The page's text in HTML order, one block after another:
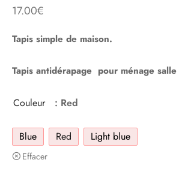
17.00€
Tapis simple de maison.
Tapis antidérapage pour ménage
Couleur : Red
Blue Red Light blue
Effacer